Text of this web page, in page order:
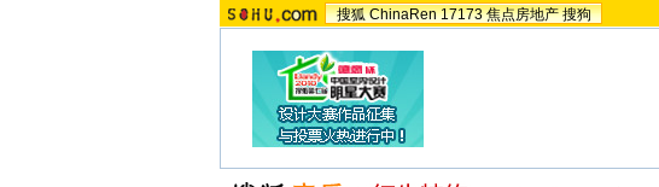
搜狐 ChinaRen 17173 焦点房地产 搜狗